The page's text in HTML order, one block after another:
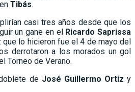
casi tres años desde que los
que lo hicieron fue el 4 de mayo del
derrotaron a los morados un gol
Torneo de Verano.
deJosé Guillermo Ortiz